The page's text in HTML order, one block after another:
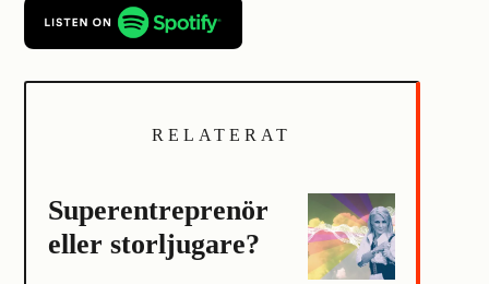
RELATERAT
Superentreprenör
eller storljugare?